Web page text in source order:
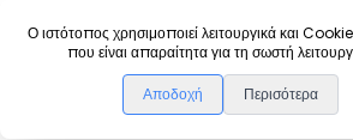
Ο ιστότοπος χρησιμοποιεί λειτουργικά και
που είναι απαραίτητα για τη σωστή
Αποδοχή Περισότερα
DanceLink